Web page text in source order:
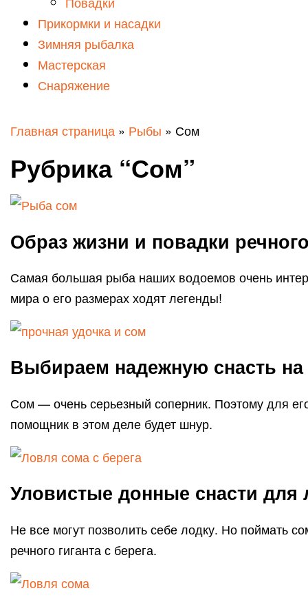
Прикормки и насадки
Зимняя рыбалка
Мастерская
Снаряжение
Главная страница » Рыбы » Сом
Рубрика “Сом”
Образ жизни и повадки
Самая большая рыба наших водоемов очень
мира о его размерах ходят легенды!
Выбираем надежную снасть на
Сом — очень серьезный соперник. Поэтому для
помощник в этом деле будет шнур.
Уловистые донные снасти для
Не все могут позволить себе лодку. Но поймать
речного гиганта с берега.